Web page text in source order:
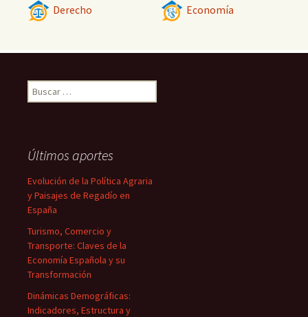
Derecho Economía
Buscar:
Últimos aportes
Evolución de la Política Agraria
y Paisajes de Regadío en
España
Turismo, Comercio y
Transporte: Claves de la
Economía Española y su
Transformación
Dinámicas Demográficas:
Indicadores, Estructura y